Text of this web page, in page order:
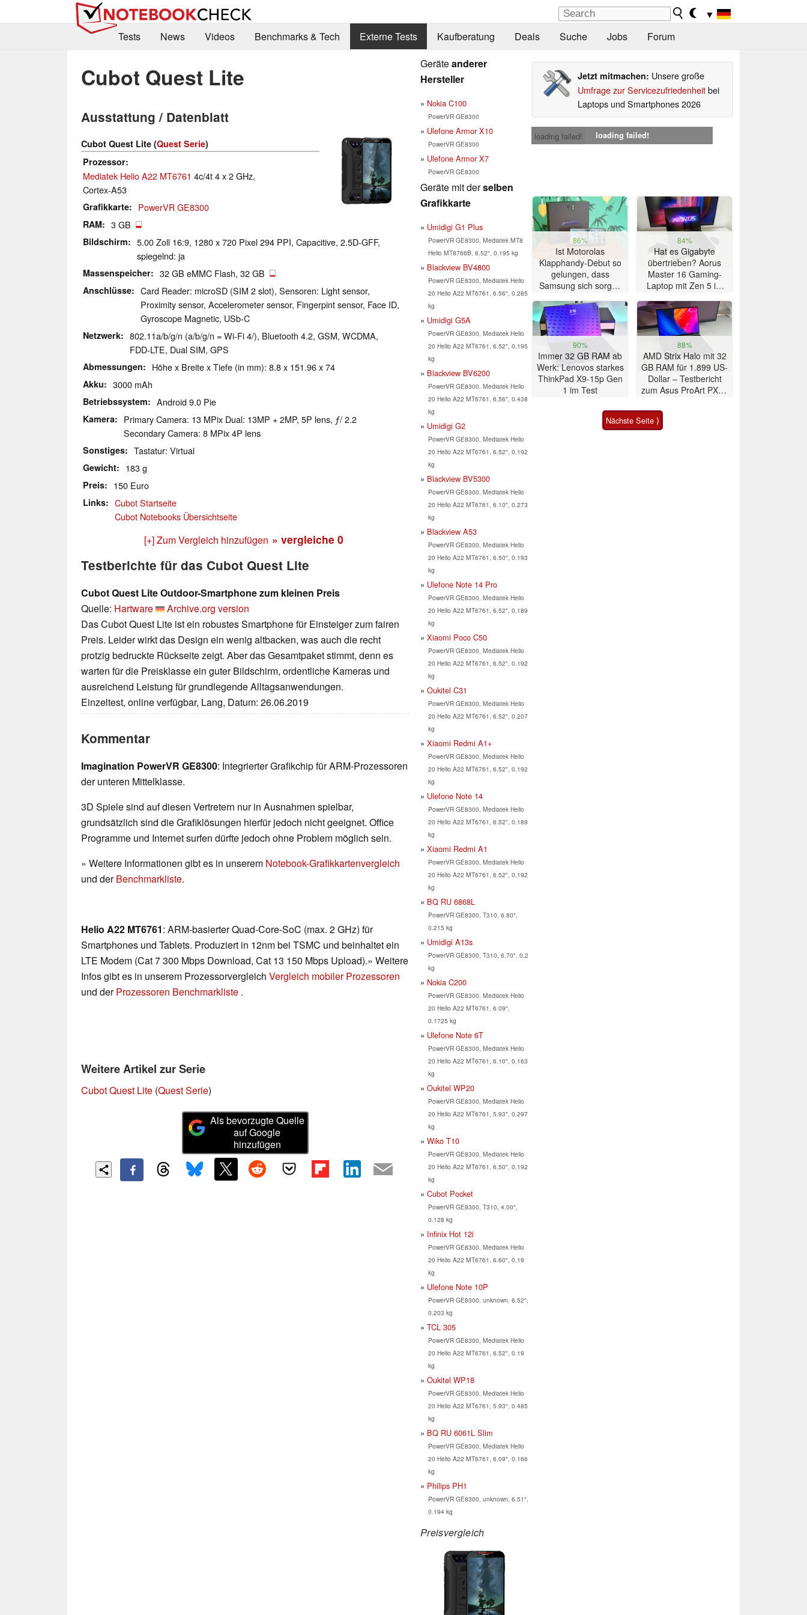
▼
Tests
News Videos Benchmarks & Tech Externe Tests Kaufberatung Deals Suche Jobs Forum
Cubot Quest Lite
Ausstattung / Datenblatt
Cubot Quest Lite (Quest Serie)
Prozessor
Mediatek Helio A22 MT6761 4c/4t 4 x 2 GHz,
Cortex-A53
Grafikkarte PowerVR GE8300
RAM 3 GB
Bildschirm
5.00 Zoll 16:9, 1280 x 720 Pixel 294 PPI, Capacitive, 2.5D-GFF,
spiegelnd: ja
Massenspeicher 32 GB eMMC Flash, 32 GB
Anschlüsse
Card Reader: microSD (SIM 2 slot), Sensoren: Light sensor,
Proximity sensor, Accelerometer sensor, Fingerpint sensor, Face ID,
Gyroscope Magnetic, USb-C
Netzwerk
802.11a/b/g/n (a/b/g/n = Wi-Fi 4/), Bluetooth 4.2, GSM, WCDMA,
FDD-LTE, Dual SIM, GPS
Abmessungen Höhe x Breite x Tiefe (in mm): 8.8 x 151.96 x 74
Akku 3000 mAh
Betriebssystem Android 9.0 Pie
Kamera
Primary Camera: 13 MPix Dual: 13MP + 2MP, 5P lens, ƒ/ 2.2
Secondary Camera: 8 MPix 4P lens
Sonstiges Tastatur: Virtual
Gewicht 183 g
Preis 150 Euro
Links
Cubot Startseite
Cubot Notebooks Übersichtseite
[+] Zum Vergleich hinzufügen » vergleiche 0
Testberichte für das Cubot Quest Lite
Cubot Quest Lite Outdoor-Smartphone zum kleinen Preis
Quelle: Hartware
Archive.org version
Das Cubot Quest Lite ist ein robustes Smartphone für Einsteiger zum fairen
Preis. Leider wirkt das Design ein wenig altbacken, was auch die recht
protzig bedruckte Rückseite zeigt. Aber das Gesamtpaket stimmt, denn es
warten für die Preisklasse ein guter Bildschirm, ordentliche Kameras und
ausreichend Leistung für grundlegende Alltagsanwendungen.
Einzeltest, online verfügbar, Lang, Datum: 26.06.2019
Kommentar
Imagination PowerVR GE8300: Integrierter Grafikchip für ARM-Prozessoren
der unteren Mittelklasse.
3D Spiele sind auf diesen Vertretern nur in Ausnahmen spielbar,
grundsätzlich sind die Grafiklösungen hierfür jedoch nicht geeignet. Office
Programme und Internet surfen dürfte jedoch ohne Problem möglich sein.
» Weitere Informationen gibt es in unserem Notebook-Grafikkartenvergleich
und derBenchmarkliste.
Helio A22 MT6761: ARM-basierter Quad-Core-SoC (max. 2 GHz) für
Smartphones und Tablets. Produziert in 12nm bei TSMC und beinhaltet ein
LTE Modem (Cat 7 300 Mbps Download, Cat 13 150 Mbps Upload).» Weitere
Infos gibt es in unserem Prozessorvergleich Vergleich mobiler Prozessoren
und derProzessoren Benchmarkliste .
Weitere Artikel zur Serie
Cubot Quest Lite (Quest Serie)
Als bevorzugte Quelle
auf Google
hinzufügen
Geräteanderer
Hersteller
Nokia C100
PowerVR GE8300
Ulefone Armor X10
PowerVR GE8300
Ulefone Armor X7
PowerVR GE8300
Geräte mit derselben
Grafikkarte
Umidigi G1 Plus
PowerVR GE8300, Mediatek MT8
Helio MT8766B, 6.52", 0.195 kg
Blackview BV4800
PowerVR GE8300, Mediatek Helio
20 Helio A22 MT6761, 6.56", 0.285
kg
Umidigi G5A
PowerVR GE8300, Mediatek Helio
20 Helio A22 MT6761, 6.52", 0.195
kg
Blackview BV6200
PowerVR GE8300, Mediatek Helio
20 Helio A22 MT6761, 6.56", 0.438
kg
Umidigi G2
PowerVR GE8300, Mediatek Helio
20 Helio A22 MT6761, 6.52", 0.192
kg
Blackview BV5300
PowerVR GE8300, Mediatek Helio
20 Helio A22 MT6761, 6.10", 0.273
kg
Blackview A53
PowerVR GE8300, Mediatek Helio
20 Helio A22 MT6761, 6.50", 0.193
kg
Ulefone Note 14 Pro
PowerVR GE8300, Mediatek Helio
20 Helio A22 MT6761, 6.52", 0.189
kg
Xiaomi Poco C50
PowerVR GE8300, Mediatek Helio
20 Helio A22 MT6761, 6.52", 0.192
kg
Oukitel C31
PowerVR GE8300, Mediatek Helio
20 Helio A22 MT6761, 6.52", 0.207
kg
Xiaomi Redmi A1+
PowerVR GE8300, Mediatek Helio
20 Helio A22 MT6761, 6.52", 0.192
kg
Ulefone Note 14
PowerVR GE8300, Mediatek Helio
20 Helio A22 MT6761, 6.52", 0.189
kg
Xiaomi Redmi A1
PowerVR GE8300, Mediatek Helio
20 Helio A22 MT6761, 6.52", 0.192
kg
BQ RU 6868L
PowerVR GE8300, T310, 6.80",
0.215 kg
Umidigi A13s
PowerVR GE8300, T310, 6.70", 0.2
kg
Nokia C200
PowerVR GE8300, Mediatek Helio
20 Helio A22 MT6761, 6.09",
0.1725 kg
Ulefone Note 6T
PowerVR GE8300, Mediatek Helio
20 Helio A22 MT6761, 6.10", 0.163
kg
Oukitel WP20
PowerVR GE8300, Mediatek Helio
20 Helio A22 MT6761, 5.93", 0.297
kg
Wiko T10
PowerVR GE8300, Mediatek Helio
20 Helio A22 MT6761, 6.50", 0.192
kg
Cubot Pocket
PowerVR GE8300, T310, 4.00",
0.128 kg
Infinix Hot 12i
PowerVR GE8300, Mediatek Helio
20 Helio A22 MT6761, 6.60", 0.19
kg
Ulefone Note 10P
PowerVR GE8300, unknown, 6.52",
0.203 kg
TCL 305
PowerVR GE8300, Mediatek Helio
20 Helio A22 MT6761, 6.52", 0.19
kg
Oukitel WP18
PowerVR GE8300, Mediatek Helio
20 Helio A22 MT6761, 5.93", 0.485
kg
BQ RU 6061L Slim
PowerVR GE8300, Mediatek Helio
20 Helio A22 MT6761, 6.09", 0.166
kg
Philips PH1
PowerVR GE8300, unknown, 6.51",
0.194 kg
Preisvergleich
Jetzt mitmachen: Unsere große
Umfrage zur Servicezufriedenheitbei
Laptops und Smartphones 2026
loading failed! loading failed!
86%
Ist Motorolas
Klapphandy-Debut so
gelungen, dass
Samsung sich sorgen
Smartphone im Test
84%
Hat es Gigabyte
übertrieben? Aorus
Master 16 Gaming-
Laptop mit Zen 5 im
90%
Immer 32 GB RAM ab
Werk: Lenovos starkes
ThinkPad X9-15p Gen
1 im Test
88%
AMD Strix Halo mit 32
GB RAM für 1.899 US-
Dollar – Testbericht
zum Asus ProArt PX13
Nächste Seite ⟩